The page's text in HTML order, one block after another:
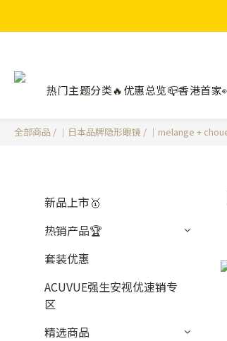
热门主题分类🔥优惠总览📪香港首家
全部商品 / ｜日本品牌隐形眼镜 / ｜melange +
新品上市🥇
热销产品🏆
套装优惠
ACUVUE强生安视优速销专
区
精选商品